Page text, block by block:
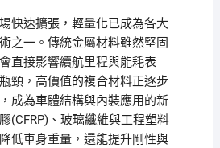
快速擴張，輕量化已成為各大
之一。傳統金屬材料雖然堅固
直接影響續航里程與能耗表
頸，高價值的複合材料正逐步
成為車體結構與內裝應用的新
(CFRP)、玻璃纖維與工程塑料
低車身重量，還能提升剛性與